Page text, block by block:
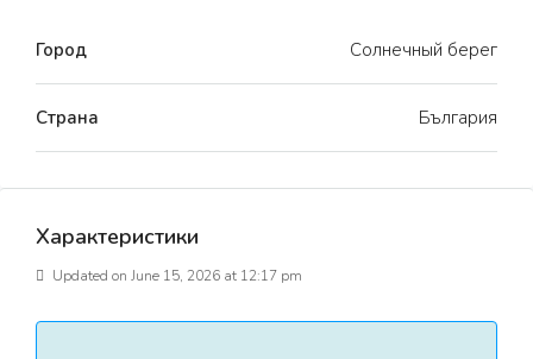
Город Солнечный берег
Страна България
Характеристики
Updated on June 15, 2026 at 12:17 pm